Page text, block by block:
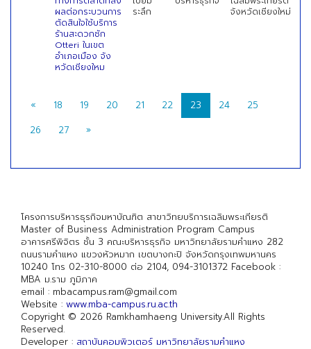
ผลต่อกระบวนการ
ตัดสินใจใช้บริการ
ร้านสะดวกซัก
Otteri ในเขต
อำเภอเมือง จัง
หวัดเชียงใหม
ระลึก
จังหวัดเชียงใหม่
« 18 19 20 21 22 23 24
25
26
27 »
โครงการบริหารธุรกิจมหาบัณฑิต สาขาวิทยบริการเฉลิมพระเกียรติ
Master of Business Administration Program Campus
อาคารศรีพิจิตร ชั้น 3 คณะบริหารธุรกิจ มหาวิทยาลัยรามคำแหง 282
ถนนรามคำแหง แขวงหัวหมาก เขตบางกะปิ จังหวัดกรุงเทพมหานคร
10240 โทร 02-310-8000 ต่อ 2104, 094-3101372 Facebook :
MBA ม.ราม ภูมิภาค
email : mbacampus.ram@gmail.com
Website : www.mba-campus.ru.ac.th
Copyright © 2026 Ramkhamhaeng University.All Rights
Reserved.
Developer : สถาบันคอมพิวเตอร์ มหาวิทยาลัยรามคำแหง